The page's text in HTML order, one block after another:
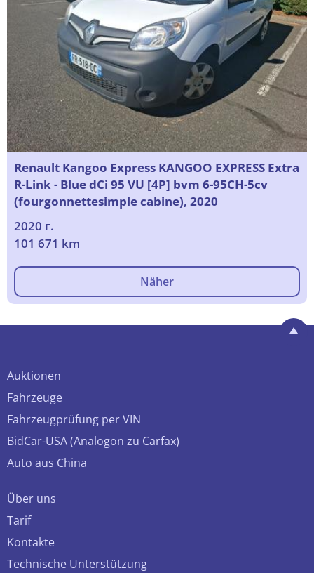
Renault Kangoo Express KANGOO EXPRESS Extra
R-Link - Blue dCi 95 VU [4P] bvm 6-95CH-5cv
(fourgonnettesimple cabine), 2020
2020 г.
101 671 km
Näher
Auktionen
Fahrzeuge
Fahrzeugprüfung per VIN
BidCar-USA (Analogon zu Carfax)
Auto aus China
Über uns
Tarif
Kontakte
Technische Unterstützung